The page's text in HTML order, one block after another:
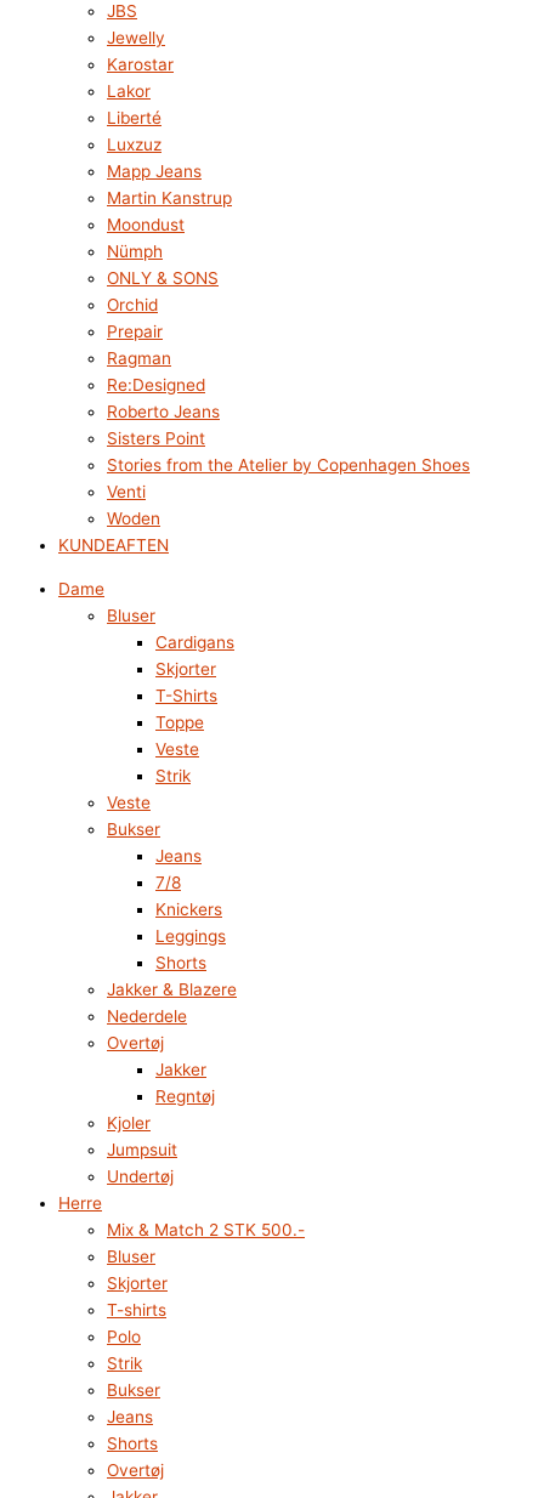
JBS
Jewelly
Karostar
Lakor
Liberté
Luxzuz
Mapp Jeans
Martin Kanstrup
Moondust
Nümph
ONLY & SONS
Orchid
Prepair
Ragman
Re:Designed
Roberto Jeans
Sisters Point
Stories from the Atelier by Copenhagen Shoes
Venti
Woden
KUNDEAFTEN
Dame
Bluser
Cardigans
Skjorter
T-Shirts
Toppe
Veste
Strik
Veste
Bukser
Jeans
7/8
Knickers
Leggings
Shorts
Jakker & Blazere
Nederdele
Overtøj
Jakker
Regntøj
Kjoler
Jumpsuit
Undertøj
Herre
Mix & Match 2 STK 500.-
Bluser
Skjorter
T-shirts
Polo
Strik
Bukser
Jeans
Shorts
Overtøj